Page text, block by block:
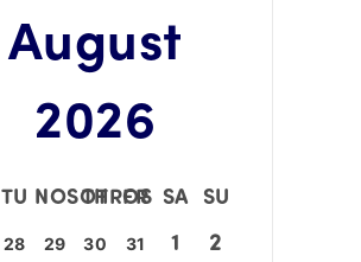
August
2026
TU NOSOTROS
TH FR SA SU
28 29 30 31 1
2